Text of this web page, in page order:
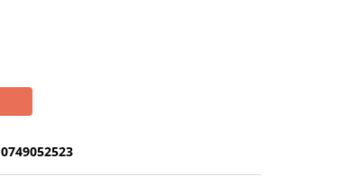
0749052523